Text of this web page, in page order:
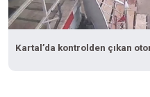
Kartal’da kontrolden çıkan